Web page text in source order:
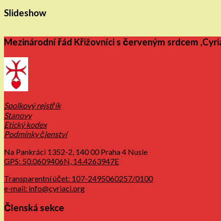
Slideshow
Mezinárodní řád Křižovníci s červeným srdcem
Spolkový rejstřík
Stanovy
Etický kodex
Podmínky členství
Na Pankráci 1352-2, 140 00 Praha 4 Nusle
GPS: 50.0609406N, 14.4263947E
Transparentní účet: 107-2495060257/0100
e-mail: info@cyriaci.org
Členská sekce